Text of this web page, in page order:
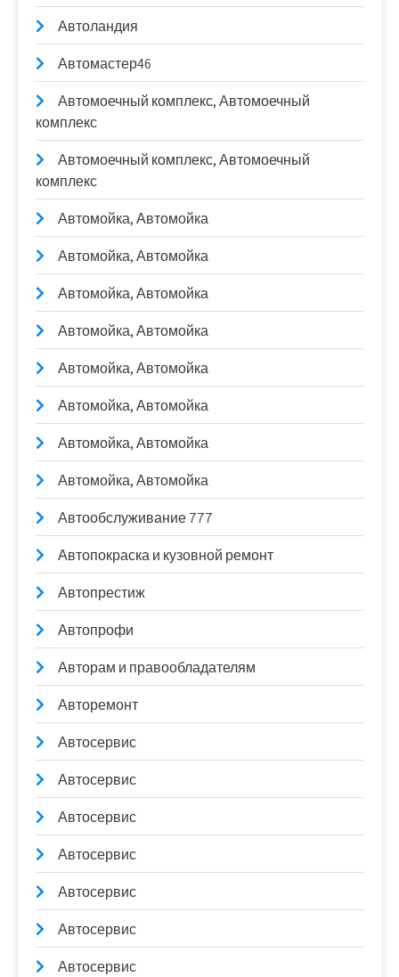
Автоландия
Автомастер46
Автомоечный комплекс, Автомоечный
комплекс
Автомоечный комплекс, Автомоечный
комплекс
Автомойка, Автомойка
Автомойка, Автомойка
Автомойка, Автомойка
Автомойка, Автомойка
Автомойка, Автомойка
Автомойка, Автомойка
Автомойка, Автомойка
Автомойка, Автомойка
Автообслуживание 777
Автопокраска и кузовной ремонт
Автопрестиж
Автопрофи
Авторам и правообладателям
Авторемонт
Автосервис
Автосервис
Автосервис
Автосервис
Автосервис
Автосервис
Автосервис